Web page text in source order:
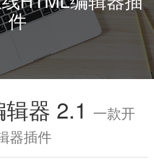
件
器 2.1 一款开
器插件